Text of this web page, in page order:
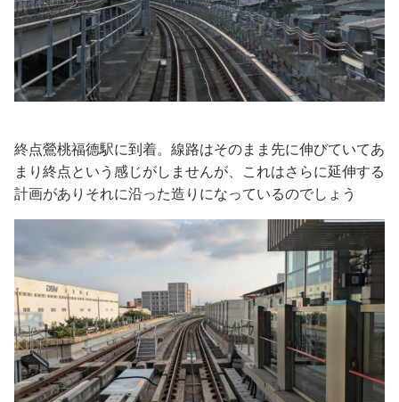
終点鶯桃福德駅に到着。線路はそのまま先に伸びていてあ
まり終点という感じがしませんが、これはさらに延伸する
計画がありそれに沿った造りになっているのでしょう